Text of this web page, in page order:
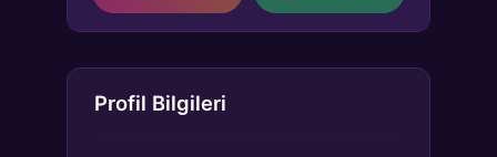
Profil Bilgileri